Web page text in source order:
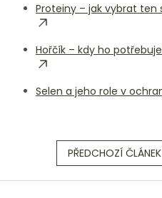
Proteiny – jak vybrat ten
Hořčík – kdy ho
Selen a jeho role v
PŘEDCHOZÍ ČLÁNEK
Z